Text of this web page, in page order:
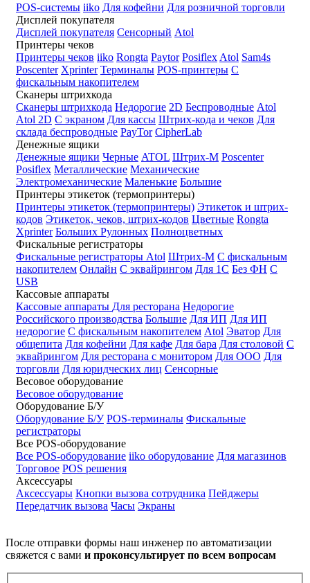
POS-системы iiko Для кофейни Для розничной торговли
Дисплей покупателя
Дисплей покупателя Сенсорный Atol
Принтеры чеков
Принтеры чеков iiko Rongta Paytor Posiflex Atol Sam4s
Poscenter Xprinter Терминалы POS-принтеры С
фискальным накопителем
Сканеры штрихкода
Сканеры штрихкода Недорогие 2D Беспроводные Atol
Atol 2D С экраном Для кассы Штрих-кода и чеков Для
склада беспроводные PayTor CipherLab
Денежные ящики
Денежные ящики Черные ATOL Штрих-М Poscenter
Posiflex Металлические Механические
Электромеханические Маленькие Большие
Принтеры этикеток (термопринтеры)
Принтеры этикеток (термопринтеры) Этикеток и штрих-
кодов Этикеток, чеков, штрих-кодов Цветные Rongta
Xprinter Больших Рулонных Полноцветных
Фискальные регистраторы
Фискальные регистраторы Atol Штрих-М С фискальным
накопителем Онлайн С эквайрингом Для 1С Без ФН С
USB
Кассовые аппараты
Кассовые аппараты Для ресторана Недорогие
Российского производства Большие Для ИП Для ИП
недорогие С фискальным накопителем Atol Эватор Для
общепита Для кофейни Для кафе Для бара Для столовой С
эквайрингом Для ресторана с монитором Для ООО Для
торговли Для юридческих лиц Сенсорные
Весовое оборудование
Весовое оборудование
Оборудование Б/У
Оборудование Б/У POS-терминалы Фискальные
регистраторы
Все POS-оборудование
Все POS-оборудование iiko оборудование Для магазинов
Торговое POS решения
Аксессуары
Аксессуары Кнопки вызова сотрудника Пейджеры
Передатчик вызова Часы Экраны
После отправки формы наш инженер по автоматизации
свяжется с вами и проконсультирует по всем вопросам